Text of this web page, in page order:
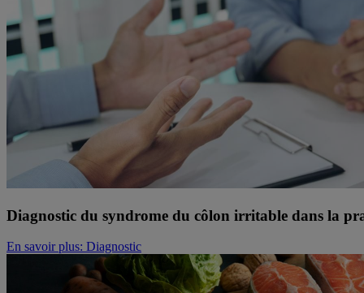
Diagnostic du syndrome du côlon irritable dans la
En savoir plus: Diagnostic